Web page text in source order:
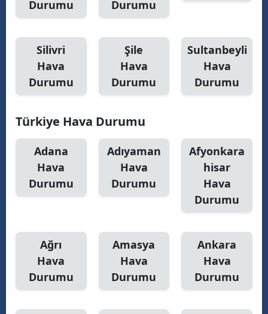
Durumu
Durumu
Silivri
Hava
Durumu
Şile
Hava
Durumu
Sultanbeyli
Hava
Durumu
Türkiye Hava Durumu
Adana
Hava
Durumu
Adıyaman
Hava
Durumu
Afyonkara
hisar
Hava
Durumu
Ağrı
Hava
Durumu
Amasya
Hava
Durumu
Ankara
Hava
Durumu